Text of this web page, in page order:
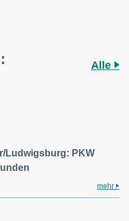
Alle
Ludwigsburg: PKW
mehr